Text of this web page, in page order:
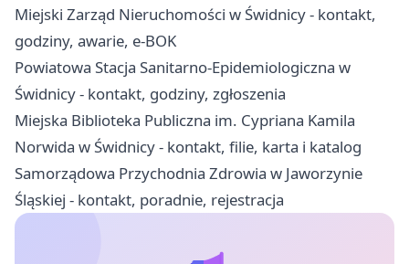
Miejski Zarząd Nieruchomości w Świdnicy - kontakt,
godziny, awarie, e-BOK
Powiatowa Stacja Sanitarno-Epidemiologiczna w
Świdnicy - kontakt, godziny, zgłoszenia
Miejska Biblioteka Publiczna im. Cypriana Kamila
Norwida w Świdnicy - kontakt, filie, karta i katalog
Samorządowa Przychodnia Zdrowia w Jaworzynie
Śląskiej - kontakt, poradnie, rejestracja